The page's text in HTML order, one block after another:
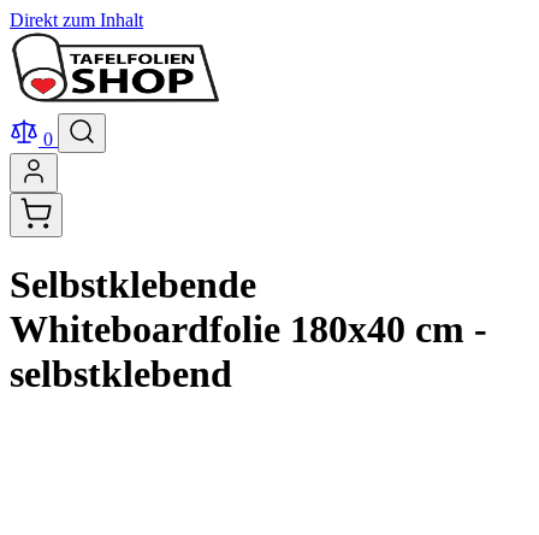
Direkt zum Inhalt
0
Selbstklebende
Whiteboardfolie 180x40 cm -
selbstklebend